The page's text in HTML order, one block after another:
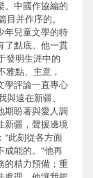
。中國作協編的
并作序的。
年兒童文學的特
了點底。他一貫
發明生涯中的
雅點、主意，
學評論一直專心
遠在新疆、
期盼著與愛人調
新疆，聲援邊境
“此刻從各方面
成能的。”他再
的精力預備；重